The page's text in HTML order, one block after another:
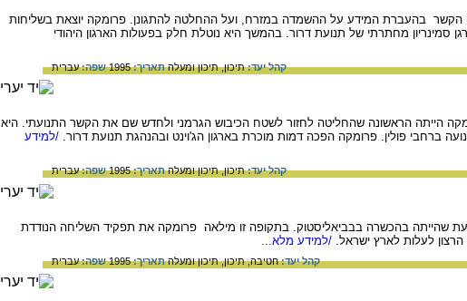
1941 התמקדה פעולת השליחים ואנשי הקשר בהעברת המידע על ההשמדה במזרח, ועל ההחלטה להתגונן. פרומקה יוצאת בשליחות
לביאליסטוק לארגן סמינריון מחתרתי של תנועת דרור. בהמשך היא נוטלת חלק בפעולות הארגון היהודי
קהל יעד:תיכון,תיכון ומעלהתאריך:1995 שפה:עברית
הייתה הראשונה שהחליטה לחזור לשטח הכיבוש הגרמני ולחדש שם את הקשר התנועתי. היא
ברחבי פולין. פרומקה הפכה דמות מוכרת בארגון הג'וינט ובהנהגת תנועת דרור. /למידע
קהל יעד:תיכון,תיכון ומעלהתאריך:1995 שפה:עברית
30 ותכונות האופי של פרומקה שהתגלו בעת שהייתה בהכשרה בבביאליסטוק. בתקופה זו מילאה פרומקה את תפקיד השליחה הנודדת
הרצון לעלות לארץ ישראל. /למידע מלא...
קהל יעד:חטיבה,תיכון,תיכון ומעלהתאריך:1995 שפה:עברית